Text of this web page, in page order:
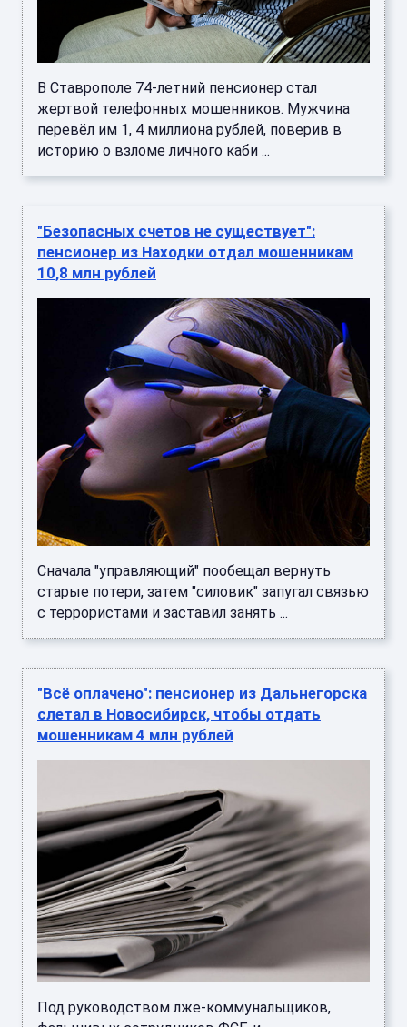
В Ставрополе 74-летний пенсионер стал
жертвой телефонных мошенников. Мужчина
перевёл им 1, 4 миллиона рублей, поверив в
историю о взломе личного каби ...
"Безопасных счетов не существует":
пенсионер из Находки отдал мошенникам
10,8 млн рублей
Сначала "управляющий" пообещал вернуть
старые потери, затем "силовик" запугал связью
с террористами и заставил занять ...
"Всё оплачено": пенсионер из Дальнегорска
слетал в Новосибирск, чтобы отдать
мошенникам 4 млн рублей
Под руководством лже-коммунальщиков,